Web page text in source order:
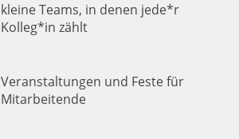
kleine Teams, in denen jede*r
Kolleg*in zählt
Veranstaltungen und Feste für
Mitarbeitende